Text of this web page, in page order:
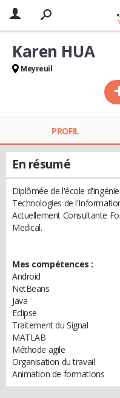
Karen HUA
Meyreuil
PROFIL
En résumé
Diplômée de l'école
Technologies de
Actuellement Consultante
Medical.
Mes compétences :
Android
NetBeans
Java
Eclipse
Traitement du Signal
MATLAB
Méthode agile
Organisation du travail
Animation de formations